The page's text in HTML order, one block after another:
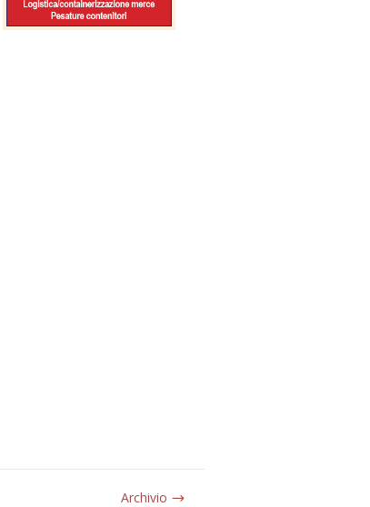
Archivio